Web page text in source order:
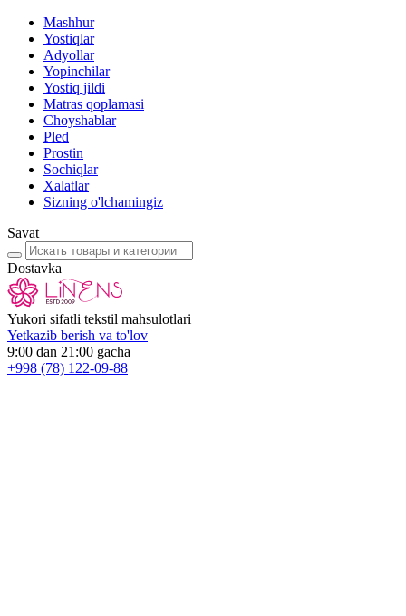
Mashhur
Yostiqlar
Adyollar
Yopinchilar
Yostiq jildi
Matras qoplamasi
Choyshablar
Pled
Prostin
Sochiqlar
Xalatlar
Sizning o'lchamingiz
Savat
Dostavka
Yukori sifatli tekstil mahsulotlari
Yetkazib berish va to'lov
9:00 dan 21:00 gacha
+998 (78) 122-09-88